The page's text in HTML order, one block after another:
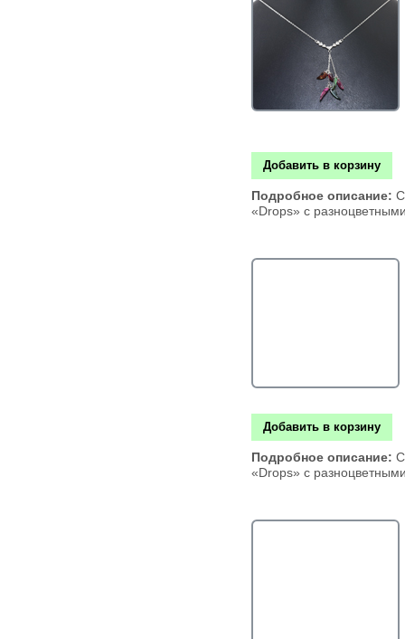
Добавить в корзину
Подробное описание:
«Drops» с
Добавить в корзину
Подробное описание:
«Drops» с